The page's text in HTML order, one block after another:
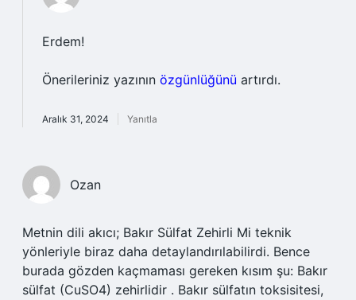
Erdem!
Önerileriniz yazının özgünlüğünü artırdı.
Aralık 31, 2024 Yanıtla
Ozan
Metnin dili akıcı; Bakır Sülfat Zehirli Mi teknik
yönleriyle biraz daha detaylandırılabilirdi. Bence
burada gözden kaçmaması gereken kısım şu: Bakır
sülfat (CuSO4) zehirlidir . Bakır sülfatın toksisitesi,